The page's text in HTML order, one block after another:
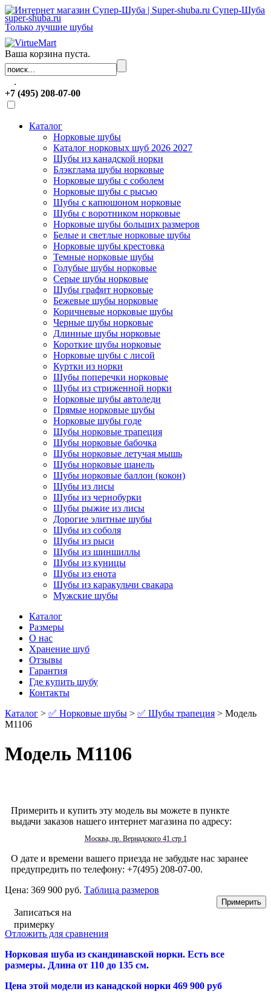
Супер-Шуба
super-shuba.ru
Только лучшие шубы
Ваша корзина пуста.
.
+7 (495) 208-07-00
Каталог
Норковые шубы
Каталог норковых шуб 2026 2027
Шубы из канадской норки
Блэкглама шубы норковые
Норковые шубы с соболем
Норковые шубы с рысью
Шубы с капюшоном норковые
Шубы с воротником норковые
Норковые шубы больших размеров
Белые и светлые норковые шубы
Норковые шубы крестовка
Темные норковые шубы
Голубые шубы норковые
Серые шубы норковые
Шубы графит норковые
Бежевые шубы норковые
Коричневые норковые шубы
Черные шубы норковые
Длинные шубы норковые
Короткие шубы норковые
Норковые шубы с лисой
Куртки из норки
Шубы поперечки норковые
Шубы из стриженной норки
Норковые шубы автоледи
Прямые норковые шубы
Норковые шубы годе
Шубы норковые трапеция
Шубы норковые бабочка
Шубы норковые летучая мышь
Шубы норковые шанель
Шубы норковые баллон (кокон)
Шубы из лисы
Шубы из чернобурки
Шубы рыжие из лисы
Дорогие элитные шубы
Шубы из соболя
Шубы из рыси
Шубы из шиншиллы
Шубы из куницы
Шубы из енота
Шубы из каракульчи свакара
Мужские шубы
Каталог
Размеры
О нас
Хранение шуб
Отзывы
Гарантия
Где купить шубу
Контакты
Каталог > ✅ Норковые шубы > ✅ Шубы трапеция > Модель
М1106
Модель М1106
Примерить и купить эту модель вы можете в пункте
выдачи заказов нашего интернет магазина по адресу:
Москва, пр. Вернадского 41 стр 1
О дате и времени вашего приезда не забудьте нас заранее
предупредить по телефону: +7(495) 208-07-00.
Цена: 369 900 руб. Таблица размеров
Записаться на
примерку
Отложить для сравнения
Норковая шуба из скандинавской норки. Есть все
размеры. Длина от 110 до 135 см.
Цена этой модели из канадской норки 469 900 руб